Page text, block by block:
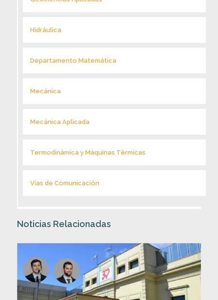
Hidráulica
Departamento Matemática
Mecánica
Mecánica Aplicada
Termodinámica y Máquinas Térmicas
Vías de Comunicación
Noticias Relacionadas